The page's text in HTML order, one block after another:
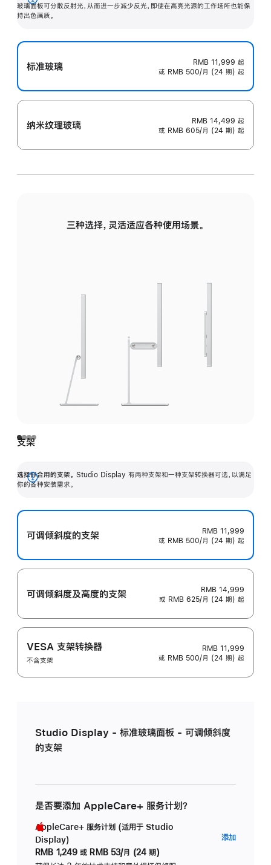
玻璃面板可分散反射光，从而进一步减少反光，即使在高亮光源的工作场所也能保
持出色画质。
展
开
标准玻璃 RMB 11,999 起
或 RMB 500/月 (24 期) 起
纳米纹理玻璃 RMB 14,499 起
或 RMB 605/月 (24 期) 起
三种选择，灵活适应各种使用场景。
支架
选择你合用的支架。 Studio Display 有两种支架和一种支架转换器可选，以满足
你的各种安装需求。
展
可调倾斜度的支架
RMB 11,999
或 RMB 500/月 (24 期) 起
可调倾斜度及高‍度的支‍架
RMB 14,999
或 RMB 625/月 (24 期) 起
VESA 支架转换器
不含支架
RMB 11,999
或 RMB 500/月 (24 期) 起
Studio Display - 标准玻璃面板 - 可调倾斜度
的支架
是否要添加 AppleCare+ 服务计划？
AppleCare+ 服务计划 (适用于 Studio
Display)
RMB 1,249 或 RMB 53/月 (24 期)
添加